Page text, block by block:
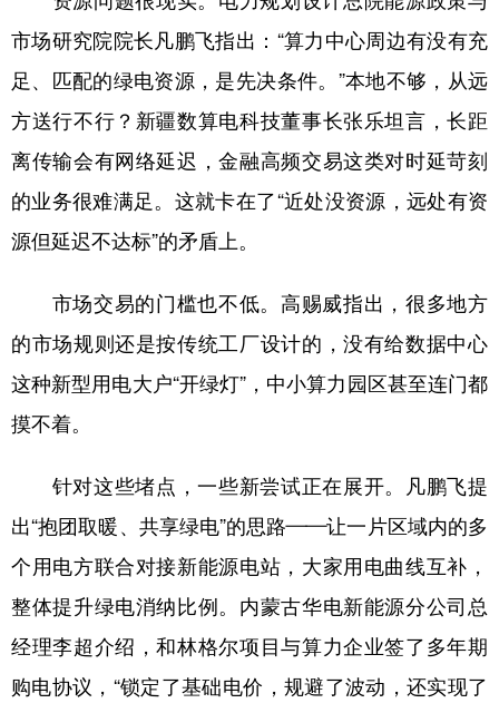
市场研究院院长凡鹏飞指出：“算力中心周边有没有充
足、匹配的绿电资源，是先决条件。”本地不够，从远
方送行不行？新疆数算电科技董事长张乐坦言，长距
离传输会有网络延迟，金融高频交易这类对时延苛刻
的业务很难满足。这就卡在了“近处没资源，远处有资
源但延迟不达标”的矛盾上。
市场交易的门槛也不低。高赐威指出，很多地方
的市场规则还是按传统工厂设计的，没有给数据中心
这种新型用电大户“开绿灯”，中小算力园区甚至连门都
摸不着。
针对这些堵点，一些新尝试正在展开。凡鹏飞提
出“抱团取暖、共享绿电”的思路——让一片区域内的多
个用电方联合对接新能源电站，大家用电曲线互补，
整体提升绿电消纳比例。内蒙古华电新能源分公司总
经理李超介绍，和林格尔项目与算力企业签了多年期
购电协议，“锁定了基础电价，规避了波动，还实现了